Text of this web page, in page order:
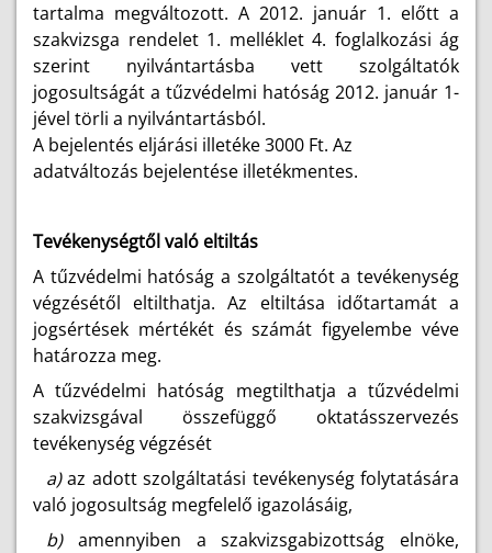
tartalma megváltozott. A 2012. január 1. előtt a
szakvizsga rendelet 1. melléklet 4. foglalkozási ág
szerint nyilvántartásba vett szolgáltatók
jogosultságát a tűzvédelmi hatóság 2012. január 1-
jével törli a nyilvántartásból.
A bejelentés eljárási illetéke 3000 Ft. Az
adatváltozás bejelentése illetékmentes.
Tevékenységtől való eltiltás
A tűzvédelmi hatóság a szolgáltatót a tevékenység
végzésétől eltilthatja. Az eltiltása időtartamát a
jogsértések mértékét és számát figyelembe véve
határozza meg.
A tűzvédelmi hatóság megtilthatja a tűzvédelmi
szakvizsgával összefüggő oktatásszervezés
tevékenység végzését
a)az adott szolgáltatási tevékenység folytatására
való jogosultság megfelelő igazolásáig,
b)amennyiben a szakvizsgabizottság elnöke,